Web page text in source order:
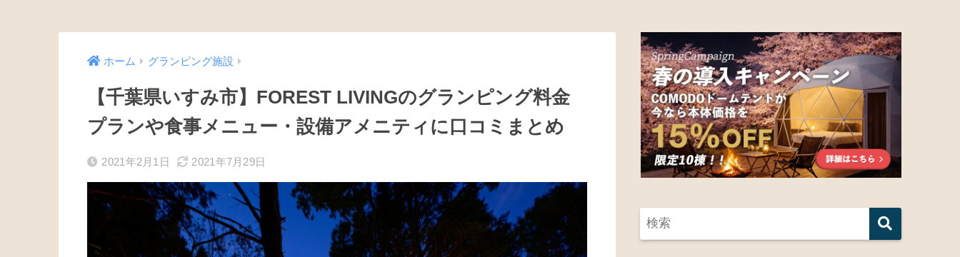
ホーム グランピング施設
【千葉県いすみ市】FOREST LIVINGのグランピング料金
プランや食事メニュー・設備アメニティに口コミまとめ
2021年2月1日 2021年7月29日